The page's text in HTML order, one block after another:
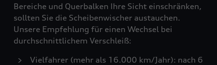
Bereiche und Querbalken Ihre Sicht einschränken,
sollten Sie die Scheibenwischer austauchen.
Unsere Empfehlung für einen Wechsel bei
durchschnittlichem Verschleiß:
Vielfahrer (mehr als 16.000 km/Jahr): nach 6